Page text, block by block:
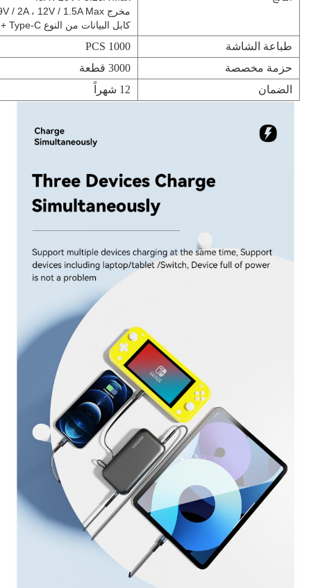
مخرج USB-A: 4.5V / 5A ، 5V / 4.5A ، 5V / 3A ، 9V / 2A ، 12V / 1.5A Max.
كابل البيانات من النوع C + Type-C + مخرج USB-A: 5V / 3A
طباعة الشاشة
1000 PCS
حزمة مخصصة
3000 قطعة
الضمان
12 شهراً